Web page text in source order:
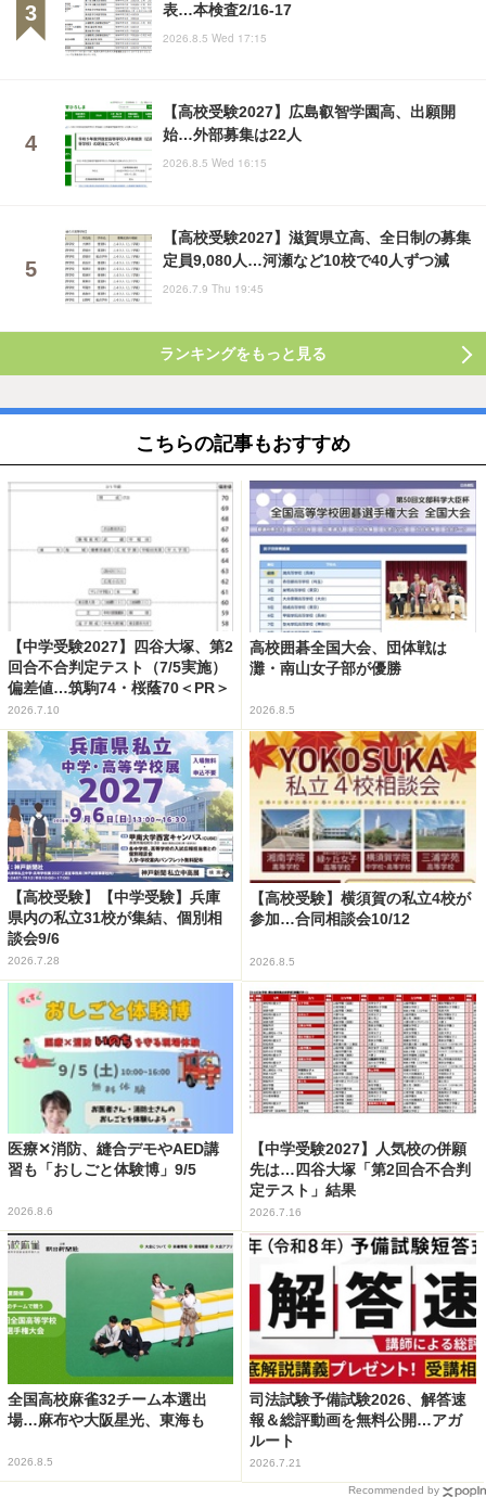
表…本検査2/16-17
2026.8.5 Wed 17:15
【高校受験2027】広島叡智学園高、出願開
始…外部募集は22人
2026.8.5 Wed 16:15
【高校受験2027】滋賀県立高、全日制の募集
定員9,080人…河瀬など10校で40人ずつ減
2026.7.9 Thu 19:45
ランキングをもっと見る
こちらの記事もおすすめ
【中学受験2027】四谷大塚、第2
回合不合判定テスト（7/5実施）
偏差値…筑駒74・桜蔭70＜PR＞
2026.7.10
高校囲碁全国大会、団体戦は
灘・南山女子部が優勝
2026.8.5
【高校受験】【中学受験】兵庫
県内の私立31校が集結、個別相
談会9/6
2026.7.28
【高校受験】横須賀の私立4校が
参加…合同相談会10/12
2026.8.5
医療✕消防、縫合デモやAED講
習も「おしごと体験博」9/5
2026.8.6
【中学受験2027】人気校の併願
先は…四谷大塚「第2回合不合判
定テスト」結果
2026.7.16
全国高校麻雀32チーム本選出
場…麻布や大阪星光、東海も
2026.8.5
司法試験予備試験2026、解答速
報＆総評動画を無料公開…アガ
ルート
2026.7.21
Recommended by